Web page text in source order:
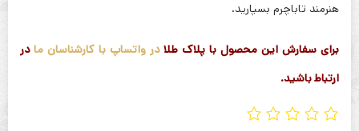
هنرمند تاباچرم بسپارید.
برای سفارش این محصول با پلاک طلادر واتساپ با کارشناسان ما در
ارتباط باشید.